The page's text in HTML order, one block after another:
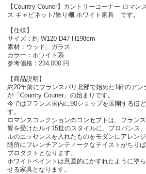
【Country Couner】カントリーコーナー ロマン
ス キャビネット/飾り棚 ホワイト家具 です。
【仕様】
サイズ：約 W120 D47 H198cm
素材：ウッド、ガラス
カラー：ホワイト系
参考価格：234,000 円
【商品説明】
約20年前にフランスパリ北部で始めた1軒のア
が「Country Couner」の始まりです。
今ではフランス国内に90ショップを展開するほ
す。
ロマンスコレクションのコンセプトは、フラン
響を受けたルイ15世のスタイルに、プロバンス
ルのエッセンスを入れたものをモダンにアレンジ
随所にフレンチアンティークなテイストがちり
プロダクトとなります。
ホワイトペイントは意図的にかすれたように塗
せる家具となります。